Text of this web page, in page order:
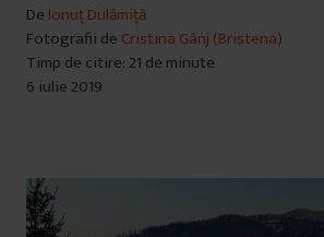
De Ionuț Dulămiță
Fotografii de Cristina Gânj (Bristena)
Timp de citire: 21 de minute
6 iulie 2019